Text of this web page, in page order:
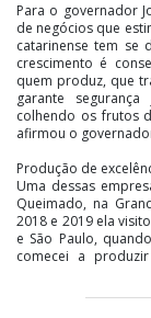
Para o governador
de negócios que
catarinense tem se
crescimento é
quem produz, que
garante
colhendo os frutos
afirmou o
Produção de
Uma dessas
Queimado, na
2018 e 2019 ela
e São Paulo,
comecei a